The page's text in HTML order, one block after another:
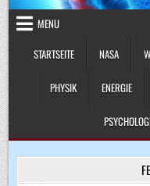
MENU
STARTSEITE
NASA
PHYSIK ENERGIE